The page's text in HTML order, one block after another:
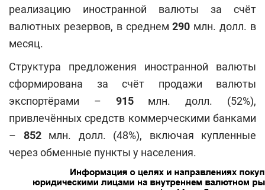
реализацию иностранной валюты за счёт
валютных резервов, в среднем290 млн. долл. в
месяц.
Структура предложения иностранной валюты
сформирована за счёт продажи валюты
экспортёрами
– 915млн. долл. (52%),
привлечённых средств коммерческими банками
– 852млн. долл. (48%), включая купленные
через обменные пункты у населения.